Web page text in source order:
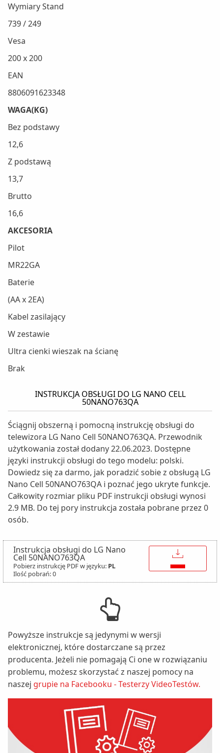
Wymiary Stand
739 / 249
Vesa
200 x 200
EAN
8806091623348
WAGA(KG)
Bez podstawy
12,6
Z podstawą
13,7
Brutto
16,6
AKCESORIA
Pilot
MR22GA
Baterie
(AA x 2EA)
Kabel zasilający
W zestawie
Ultra cienki wieszak na ścianę
Brak
INSTRUKCJA OBSŁUGI DO LG NANO CELL
50NANO763QA
Ściągnij obszerną i pomocną instrukcję obsługi do
telewizora LG Nano Cell 50NANO763QA. Przewodnik
użytkowania został dodany 22.06.2023. Dostępne
języki instrukcji obsługi do tego modelu: polski.
Dowiedz się za darmo, jak poradzić sobie z obsługą LG
Nano Cell 50NANO763QA i poznać jego ukryte funkcje.
Całkowity rozmiar pliku PDF instrukcji obsługi wynosi
2.9 MB. Do tej pory instrukcja została pobrane przez 0
osób.
Instrukcja obsługi do LG Nano
Cell 50NANO763QA
Pobierz instrukcję PDF w języku: PL
Ilość pobrań: 0
↓
Powyższe instrukcje są jedynymi w wersji
elektronicznej, które dostarczane są przez
producenta. Jeżeli nie pomagają Ci one w rozwiązaniu
problemu, możesz skorzystać z naszej pomocy na
naszej grupie na Facebooku - Testerzy VideoTestów.